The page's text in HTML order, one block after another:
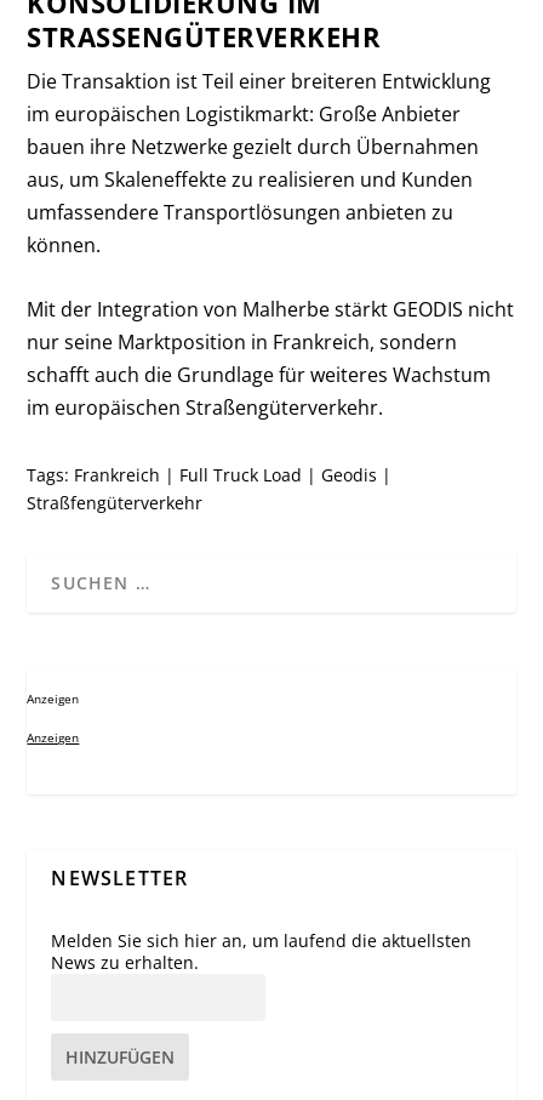
STRASSENGÜTERVERKEHR
Die Transaktion ist Teil einer breiteren Entwicklung
im europäischen Logistikmarkt: Große Anbieter
bauen ihre Netzwerke gezielt durch Übernahmen
aus, um Skaleneffekte zu realisieren und Kunden
umfassendere Transportlösungen anbieten zu
können.
Mit der Integration von Malherbe stärkt GEODIS nicht
nur seine Marktposition in Frankreich, sondern
schafft auch die Grundlage für weiteres Wachstum
im europäischen Straßengüterverkehr.
Tags: Frankreich | Full Truck Load |Geodis |
Straßfengüterverkehr
Anzeigen
Anzeigen
NEWSLETTER
Melden Sie sich hier an, um laufend die aktuellsten
News zu erhalten.
HINZUFÜGEN